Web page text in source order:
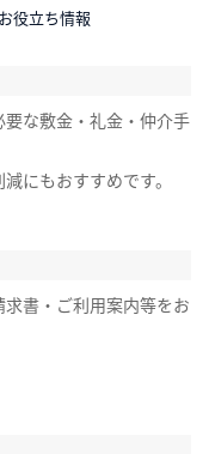
役立ち情報
な敷金・礼金・仲介手
にもおすすめです。
書・ご利用案内等をお